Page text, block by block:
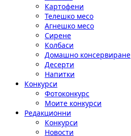
Картофени
Телешко месо
Агнешко месо
Сирене
Колбаси
Домашно консервиране
Десерти
Напитки
Конкурси
Фотоконкурс
Моите конкурси
Редакционни
Конкурси
Новости